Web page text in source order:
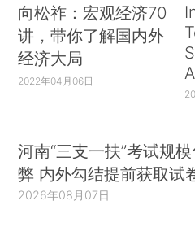
向松祚：宏观经济70
讲，带你了解国内外
经济大局
2022年04月06日
河南“三支一扶”考试规
弊 内外勾结提前获取试
2026年08月07日